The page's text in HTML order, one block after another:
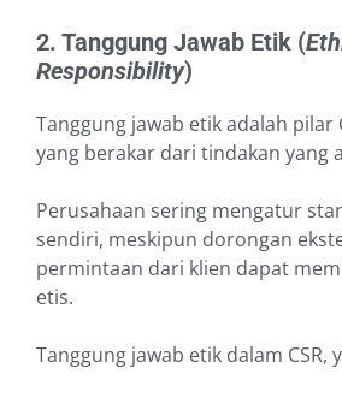
2. Tanggung Jawab Etik (
Responsibility)
Tanggung jawab etik adalah pilar
yang berakar dari tindakan yang
Perusahaan sering mengatur
sendiri, meskipun dorongan
permintaan dari klien dapat
etis.
Tanggung jawab etik dalam CSR,